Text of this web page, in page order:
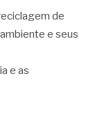
de
e seus
e as